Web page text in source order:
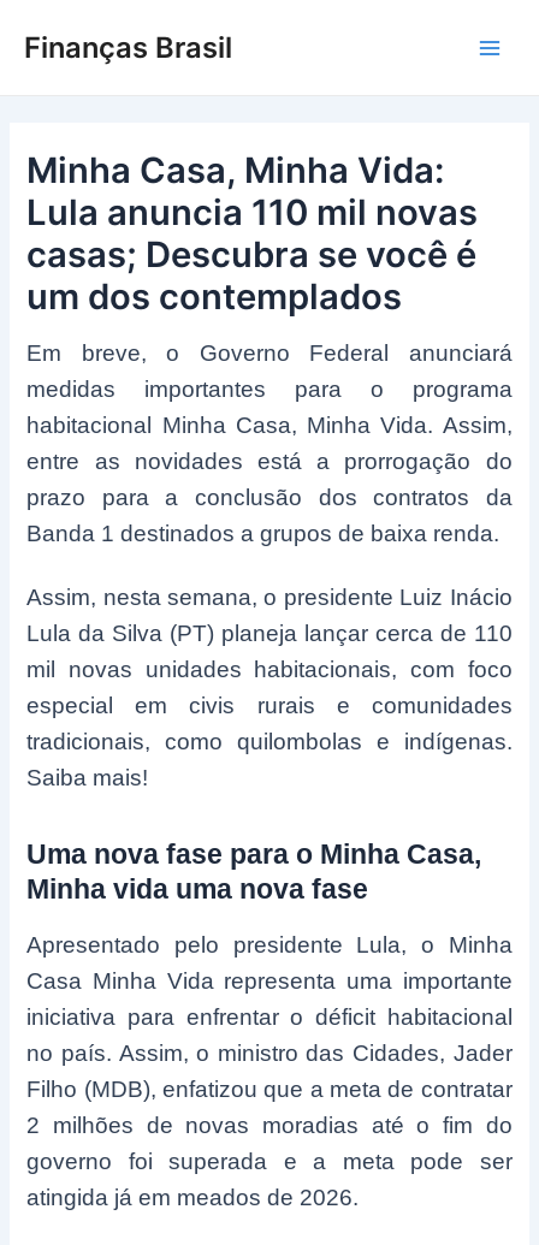
paraFinanças Brasil
Minha Casa, Minha Vida:
Lula anuncia 110 mil novas
casas; Descubra se você é
um dos contemplados
Em breve, o Governo Federal anunciará
medidas importantes para o programa
habitacional Minha Casa, Minha Vida. Assim,
entre as novidades está a prorrogação do
prazo para a conclusão dos contratos da
Banda 1 destinados a grupos de baixa renda.
Assim, nesta semana, o presidente Luiz Inácio
Lula da Silva (PT) planeja lançar cerca de 110
mil novas unidades habitacionais, com foco
especial em civis rurais e comunidades
tradicionais, como quilombolas e indígenas.
Saiba mais!
Uma nova fase para o Minha Casa,
Minha vida uma nova fase
Apresentado pelo presidente Lula, o Minha
Casa Minha Vida representa uma importante
iniciativa para enfrentar o déficit habitacional
no país. Assim, o ministro das Cidades, Jader
Filho (MDB), enfatizou que a meta de contratar
2 milhões de novas moradias até o fim do
governo foi superada e a meta pode ser
atingida já em meados de 2026.